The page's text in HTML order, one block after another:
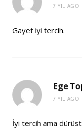
7 YIL AGO
Gayet iyi tercih.
Ege
7 YIL AGO
İyi tercih ama